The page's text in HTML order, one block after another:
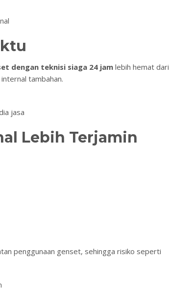
dengan teknisi siaga 24 jam lebih hemat dari
tambahan.
jasa
Lebih Terjamin
penggunaan genset, sehingga risiko seperti